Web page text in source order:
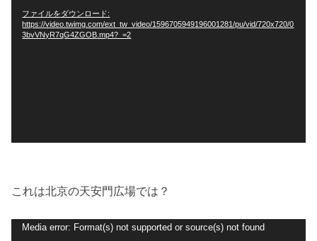
プ
レ
ファイルをダウンロード:
https://video.twimg.com/ext_tw_video/1596705949196001281/pu/vid/720x720/0
3bvVNyR7qG4ZGOB.mp4?_=2
これは北京の天安門広場では？
Media error: Format(s) not supported or source(s) not found